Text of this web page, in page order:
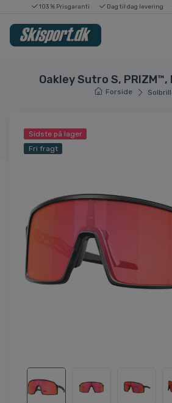
103 % Prisgaranti Dag til dag levering
Oakley Sutro S,
Forside
Sidste på lager
Fri fragt